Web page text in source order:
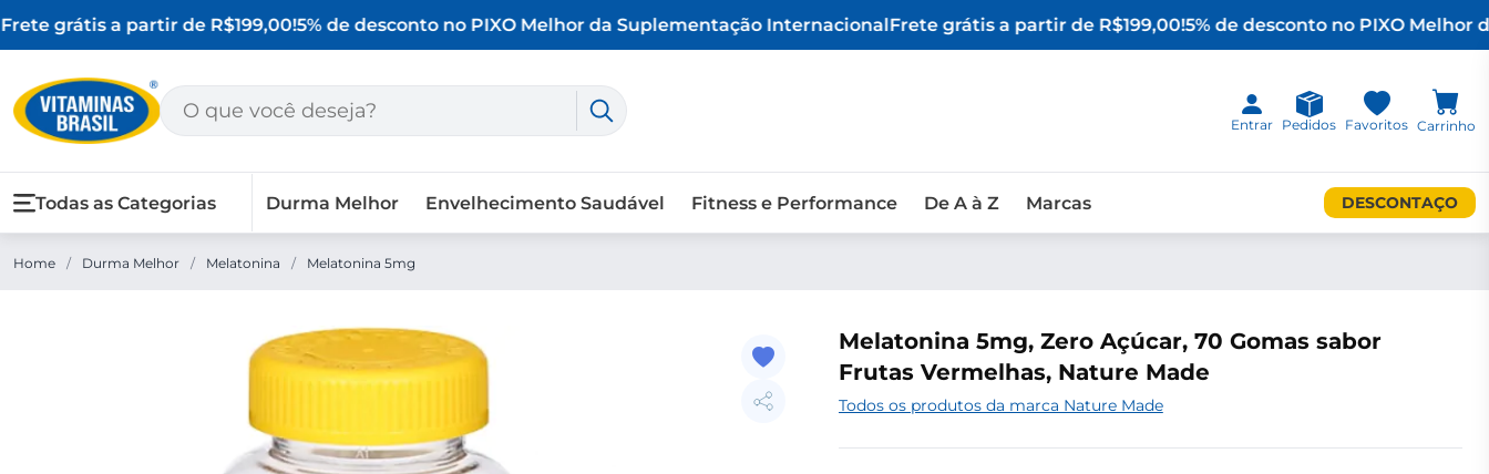
grátis a partir de R$199,00!5% de desconto no PIXO Melhor da Suplementação InternacionalFrete grátis a partir de R$199,00!5% de desconto no PIXO Melhor
Entrar Pedidos Favoritos Carrinho
Todas as Categorias Durma Melhor Envelhecimento Saudável Fitness e Performance De A à Z Marcas DESCONTAÇO
Home / Durma Melhor / Melatonina / Melatonina 5mg
Melatonina 5mg, Zero Açúcar, 70 Gomas sabor
Frutas Vermelhas, Nature Made
Todos os produtos da marca Nature Made